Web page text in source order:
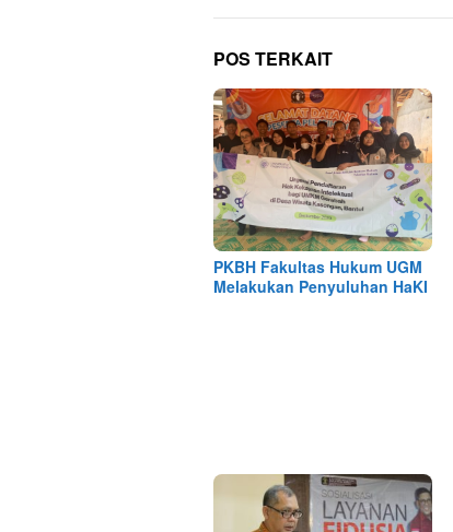
POS TERKAIT
PKBH Fakultas Hukum UGM
Melakukan Penyuluhan HaKI